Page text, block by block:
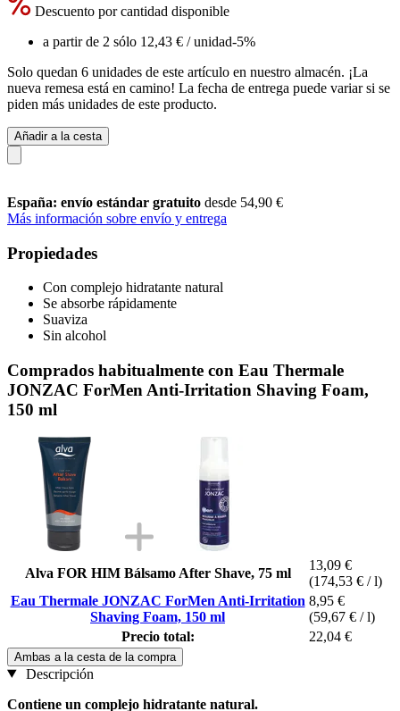
Descuento por cantidad disponible
a partir de 2 sólo 12,43 € / unidad-5%
Solo quedan 6 unidades de este artículo en nuestro almacén. ¡La
nueva remesa está en camino! La fecha de entrega puede variar si se
piden más unidades de este producto.
Añadir a la cesta
España: envío estándar gratuito desde 54,90 €
Más información sobre envío y entrega
Propiedades
Con complejo hidratante natural
Se absorbe rápidamente
Suaviza
Sin alcohol
Comprados habitualmente con Eau Thermale
JONZAC ForMen Anti-Irritation Shaving Foam,
150 ml
Alva FOR HIM Bálsamo After Shave, 75 ml
13,09 €
(174,53 € / l)
Eau Thermale JONZAC ForMen Anti-Irritation
Shaving Foam, 150 ml
8,95 €
(59,67 € / l)
Precio total:
22,04 €
Ambas a la cesta de la compra
Descripción
Contiene un complejo hidratante natural.